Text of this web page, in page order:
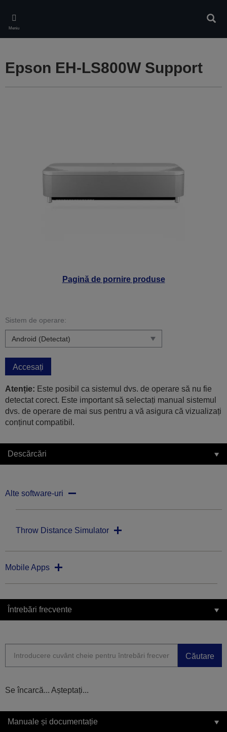
main
content
Meniu
Pagină de pornire produse
Epson EH-LS800W Support
Sistem de operare:
Accesați
Atenție: Este posibil ca sistemul dvs. de operare să nu fie
detectat corect. Este important să selectați manual sistemul
dvs. de operare de mai sus pentru a vă asigura că vizualizați
conținut compatibil.
Descărcări
Alte software-uri
Throw Distance Simulator
Mobile Apps
Întrebări frecvente
Căutare
Se încarcă... Așteptați...
Manuale și documentație